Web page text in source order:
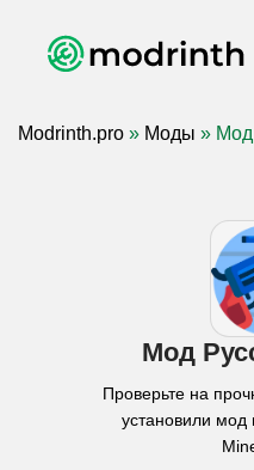
Modrinth.pro » Моды » Мод
Мод
Проверьте на
установили мод